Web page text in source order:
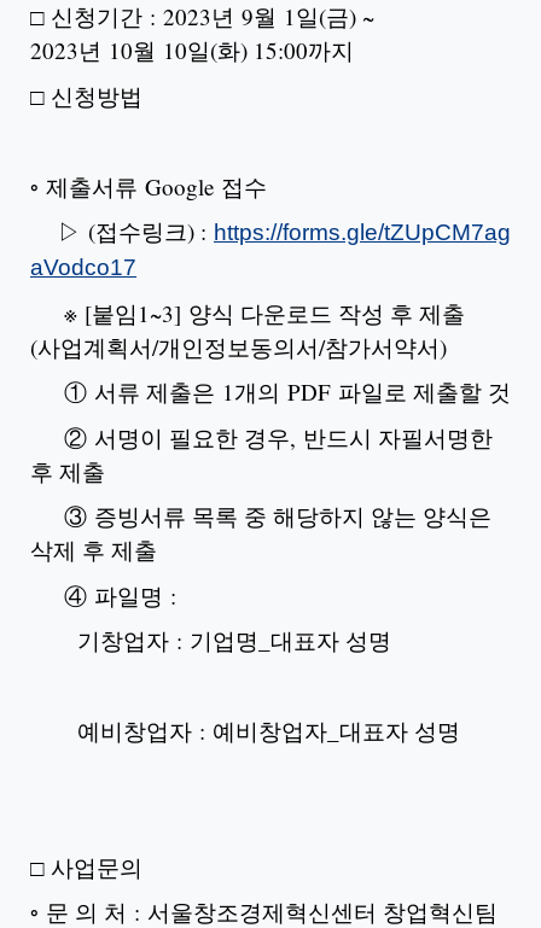
□ 신청기간 : 2023년 9월 1일(금) ~
2023년 10월 10일(화) 15:00까지
□ 신청방법
◦ 제출서류 Google 접수
▷ (접수링크) : https://forms.gle/tZUpCM7ag
aVodco17
※ [붙임1~3] 양식 다운로드 작성 후 제출
(사업계획서/개인정보동의서/참가서약서)
① 서류 제출은 1개의 PDF 파일로 제출할 것
② 서명이 필요한 경우, 반드시 자필서명한
후 제출
③ 증빙서류 목록 중 해당하지 않는 양식은
삭제 후 제출
④ 파일명 :
기창업자 : 기업명_대표자 성명
예비창업자 : 예비창업자_대표자 성명
□ 사업문의
◦ 문 의 처 : 서울창조경제혁신센터 창업혁신팀